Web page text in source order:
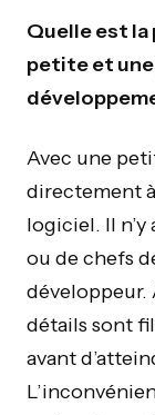
Quelle est
petite et
Avec une
directement
logiciel. Il
ou de chefs
développeur.
détails sont
avant